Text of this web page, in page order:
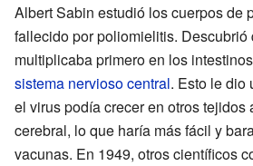
Albert Sabin estudió los cuerpos de
fallecido por poliomielitis.
multiplicaba primero en los
sistema nervioso central. Esto le dio
el virus podía crecer en otros tejidos
cerebral, lo que haría más fácil y
vacunas. En 1949, otros científicos